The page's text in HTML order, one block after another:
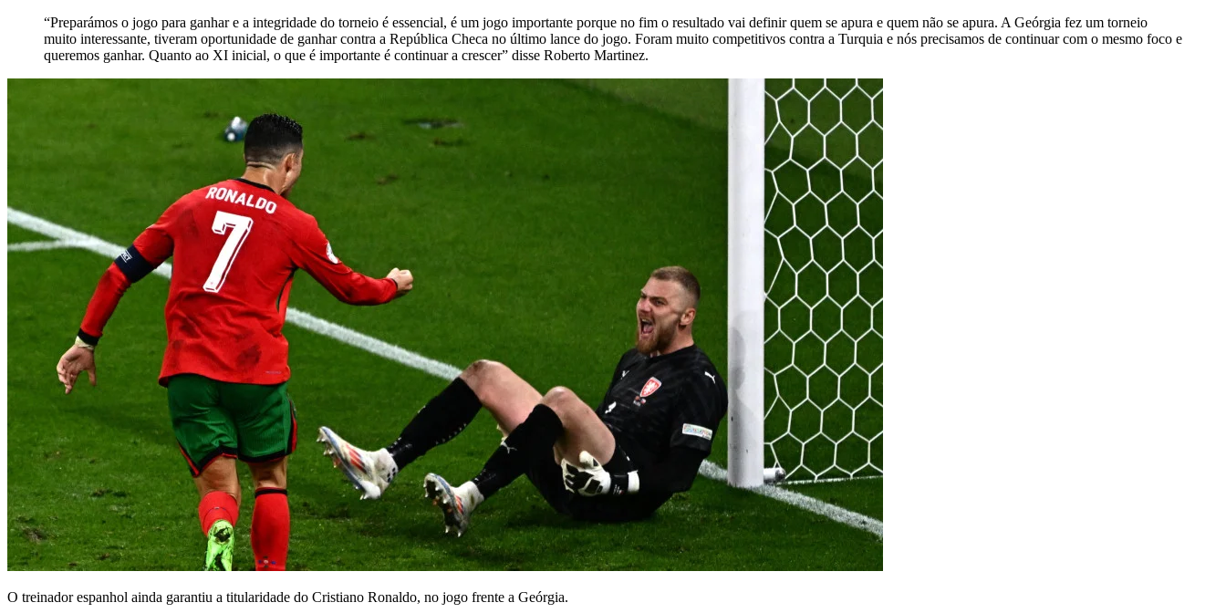
“Preparámos o jogo para ganhar e a integridade do torneio é essencial, é um jogo importante porque no fim o resultado vai definir quem se apura e quem não se apura. A Geórgia fez um torneio
muito interessante, tiveram oportunidade de ganhar contra a República Checa no último lance do jogo. Foram muito competitivos contra a Turquia e nós precisamos de continuar com o mesmo foco e
queremos ganhar. Quanto ao XI inicial, o que é importante é continuar a crescer” disse Roberto Martinez.
O treinador espanhol ainda garantiu a titularidade do Cristiano Ronaldo, no jogo frente a Geórgia.